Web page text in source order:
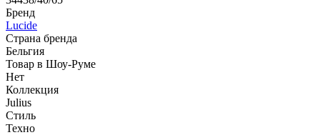
Бренд
Lucide
Страна бренда
Бельгия
Товар в Шоу-Руме
Нет
Коллекция
Julius
Стиль
Техно